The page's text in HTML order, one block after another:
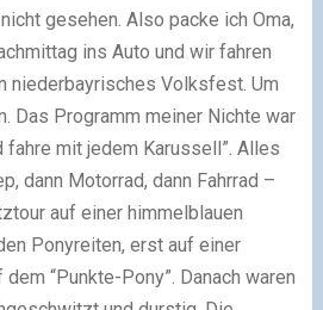
gesehen. Also packe ich Oma,
ins Auto und wir fahren
niederbayrisches Volksfest. Um
Das Programm meiner Nichte war
fahre mit jedem Karussell”. Alles
dann Motorrad, dann Fahrrad –
auf einer himmelblauen
Ponyreiten, erst auf einer
“Punkte-Pony”. Danach waren